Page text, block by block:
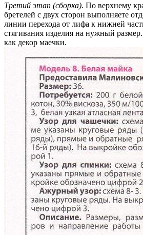
Третий этап (сборка). По верхнему
бретелей с двух сторон выполняете
линии перехода от лифа к нижней
стягивания изделия на нужный
как декор маечки.